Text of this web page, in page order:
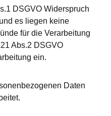
DSGVO Widerspruch
es liegen keine
für die Verarbeitung
Abs.2 DSGVO
ein.
Daten